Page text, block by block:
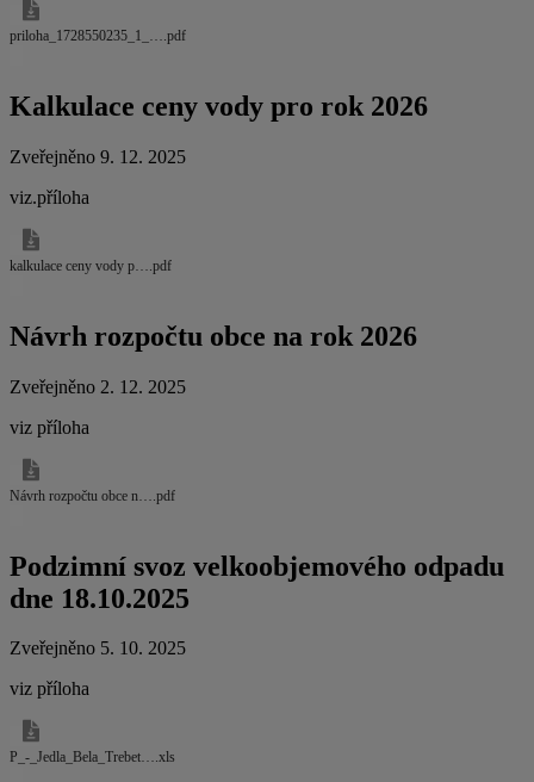
priloha_1728550235_1_….pdf
Kalkulace ceny vody pro rok 2026
Zveřejněno 9. 12. 2025
viz.příloha
kalkulace ceny vody p….pdf
Návrh rozpočtu obce na rok 2026
Zveřejněno 2. 12. 2025
viz příloha
Návrh rozpočtu obce n….pdf
Podzimní svoz velkoobjemového odpadu
dne 18.10.2025
Zveřejněno 5. 10. 2025
viz příloha
P_-_Jedla_Bela_Trebet….xls